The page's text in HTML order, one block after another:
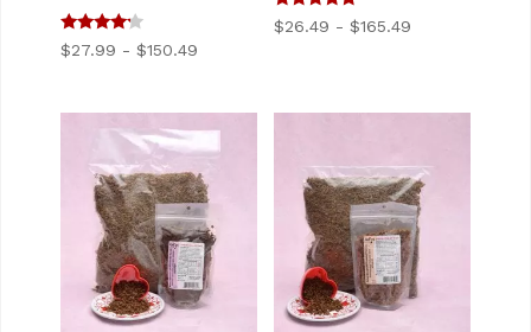
4
de 5
$27.99 - $150.49
precios:
a
$150.49
5
de 5
$26.49 - $165.49Gama
$26.49
$165.49